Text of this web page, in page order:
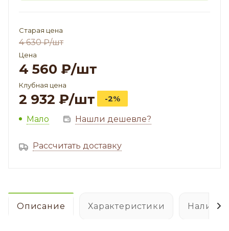
Старая цена
4 630₽/шт
Цена
4 560 ₽/шт
Клубная цена
2 932 ₽/шт -2%
Мало Нашли дешевле?
Рассчитать доставку
Описание Характеристики